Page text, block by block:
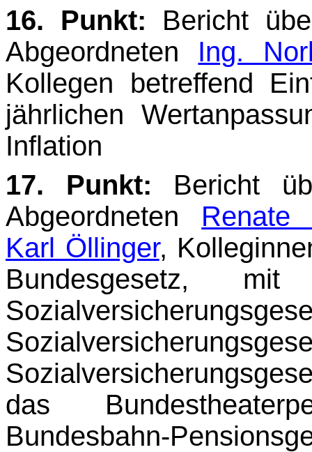
16. Punkt: Bericht
Abgeordneten Ing.
Kollegen betreffend
jährlichen
Inflation
17. Punkt: Bericht
Abgeordneten Renate
Karl Öllinger,
Bundesgesetz,
das
Bundesbahn-